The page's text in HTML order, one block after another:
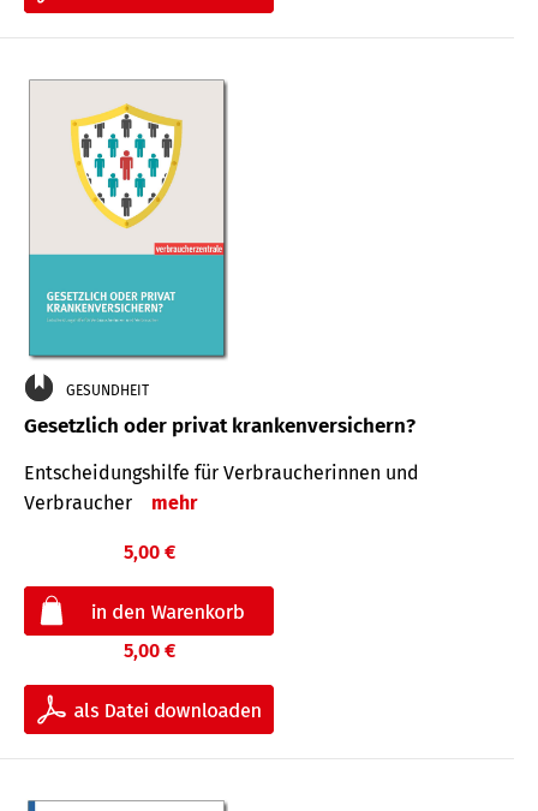
GESUNDHEIT
Gesetzlich oder privat krankenversichern?
Entscheidungshilfe für Verbraucherinnen und
Verbraucher
mehr
5,00 €
5,00 €